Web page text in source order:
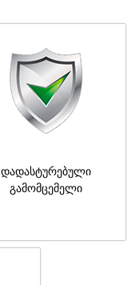
დადასტურებული
გამომცემელი